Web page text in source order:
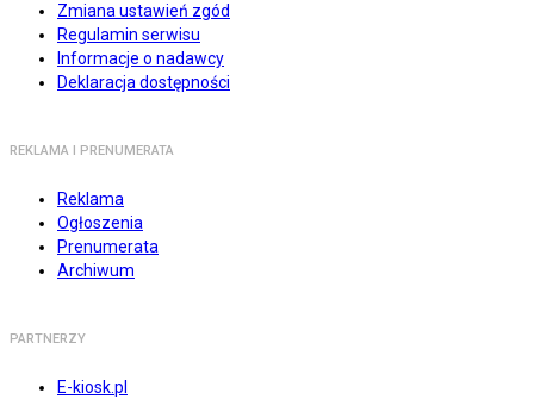
Zmiana ustawień zgód
Regulamin serwisu
Informacje o nadawcy
Deklaracja dostępności
REKLAMA I PRENUMERATA
Reklama
Ogłoszenia
Prenumerata
Archiwum
PARTNERZY
E-kiosk.pl